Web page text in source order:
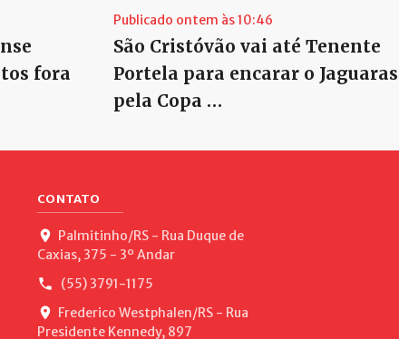
fora
Publicado ontem às 10:46
São Cristóvão vai até Tenente
Portela para encarar o Jaguaras
pela Copa …
CONTATO
Palmitinho/RS - Rua Duque de
Caxias, 375 - 3º Andar
(55) 3791-1175
Frederico Westphalen/RS - Rua
Presidente Kennedy, 897